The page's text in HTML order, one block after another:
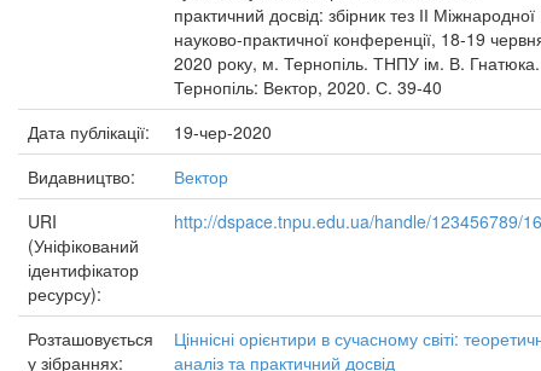
практичний досвід: збірник тез ІІ Міжнародної
науково-практичної конференції, 18-19
2020 року, м. Тернопіль. ТНПУ ім. В. Гнатюка.
Тернопіль: Вектор, 2020. С. 39-40
Дата публікації:
19-чер-2020
Видавництво:
Вектор
URI
(Уніфікований
ідентифікатор
ресурсу):
http://dspace.tnpu.edu.ua/handle/123456789/
Розташовується
у зібраннях:
Ціннісні орієнтири в сучасному світі:
аналіз та практичний досвід